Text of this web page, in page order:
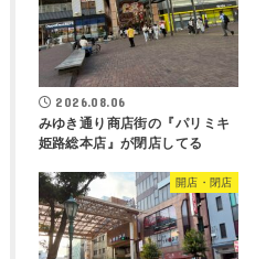
2026.08.06
みゆき通り商店街の『パリミキ
姫路総本店』が閉店してる
開店・閉店